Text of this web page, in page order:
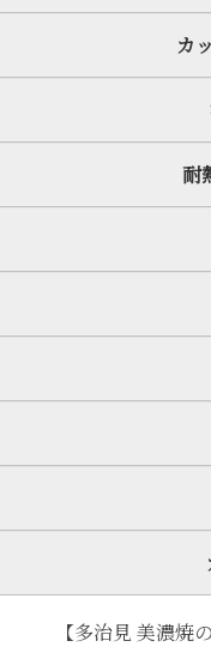
カ
耐
【多治見 美濃焼